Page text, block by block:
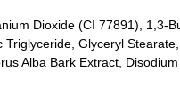
Dioxide (CI 77891), 1,3-
Glyceryl
Alba Bark Extract,